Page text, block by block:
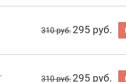
310 руб. 295 руб.
310 руб. 295 руб.